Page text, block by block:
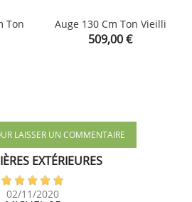
Ton
Auge 130 Cm Ton Vieilli
Prix
509,00 €
LAISSER UN COMMENTAIRE
EXTÉRIEURES
02/11/2020